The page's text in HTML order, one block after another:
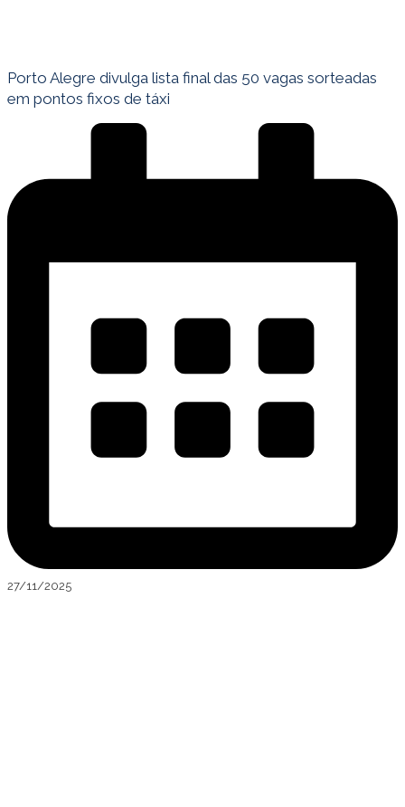
Porto Alegre divulga lista final das 50 vagas sorteadas
em pontos fixos de táxi
27/11/2025